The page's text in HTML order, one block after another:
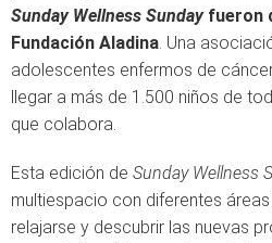
Sunday Wellness Sunday fueron
Fundación Aladina. Una
adolescentes enfermos de
llegar a más de 1.500 niños de
que colabora.
Esta edición de Sunday Wellness
multiespacio con diferentes
relajarse y descubrir las nuevas